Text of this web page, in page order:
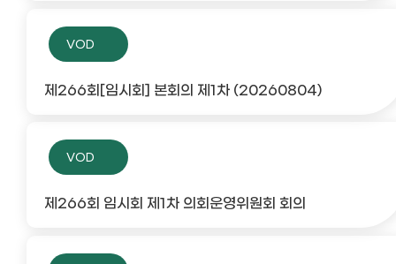
VOD
제266회[임시회] 본회의 제1차 (20260804)
VOD
제266회 임시회 제1차 의회운영위원회 회의